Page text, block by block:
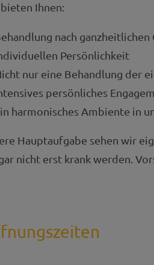
Ihnen:
nach
Persönlichkeit
nur eine Behandlung der
persönliches
harmonisches Ambiente in
Hauptaufgabe sehen wir
nicht erst krank werden.